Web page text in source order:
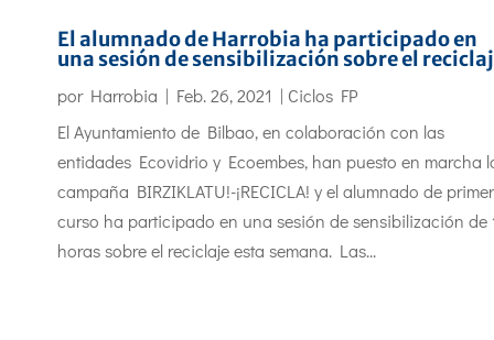
El alumnado de Harrobia ha participado en
una sesión de sensibilización sobre el
por Harrobia | Feb. 26, 2021 | Ciclos FP
El Ayuntamiento de Bilbao, en colaboración con las
entidades Ecovidrio y Ecoembes, han puesto en marcha
campaña BIRZIKLATU!-¡RECICLA! y el alumnado de primer
curso ha participado en una sesión de sensibilización de
horas sobre el reciclaje esta semana. Las...